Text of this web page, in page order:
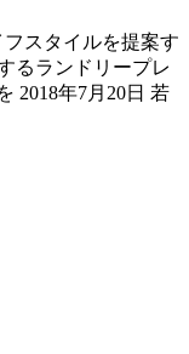
スタイルを提案す
るランドリープレ
2018年7月20日 若